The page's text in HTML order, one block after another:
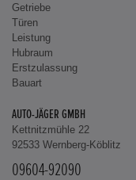
Getriebe
Türen
Leistung
Hubraum
Erstzulassung
Bauart
AUTO-JÄGER GMBH
Kettnitzmühle 22
92533 Wernberg-Köblitz
09604-92090